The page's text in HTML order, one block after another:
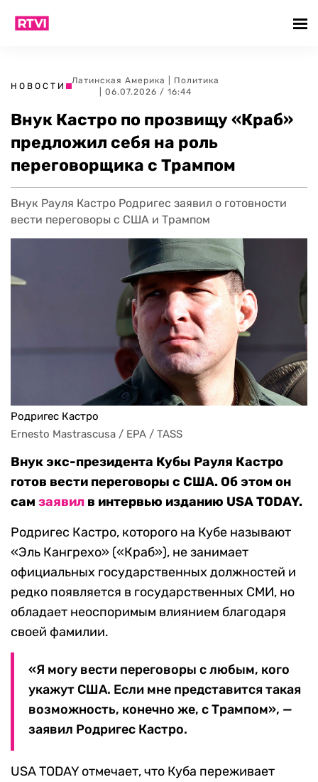
НОВОСТИ
Латинская Америка
Политика
| 06.07.2026 / 16:44
Внук Кастро по прозвищу «Краб»
предложил себя на роль
переговорщика с Трампом
Внук Рауля Кастро Родригес заявил о готовности
вести переговоры с США и Трампом
Родригес Кастро
Ernesto Mastrascusa / EPA / TASS
Внук экс-президента Кубы Рауля Кастро
готов вести переговоры с США. Об этом он
сам заявил в интервью изданию USA TODAY.
Родригес Кастро, которого на Кубе называют
«Эль Кангрехо» («Краб»), не занимает
официальных государственных должностей и
редко появляется в государственных СМИ, но
обладает неоспоримым влиянием благодаря
своей фамилии.
«Я могу вести переговоры с любым, кого
укажут США. Если мне представится такая
возможность, конечно же, с Трампом», —
заявил Родригес Кастро.
USA TODAY отмечает, что Куба переживает